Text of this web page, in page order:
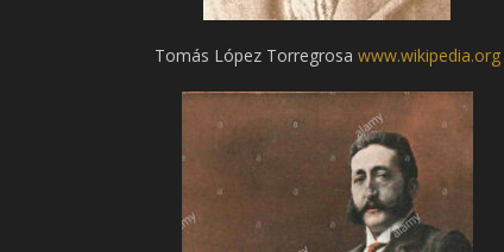
Tomás López Torregrosa www.wikipedia.org